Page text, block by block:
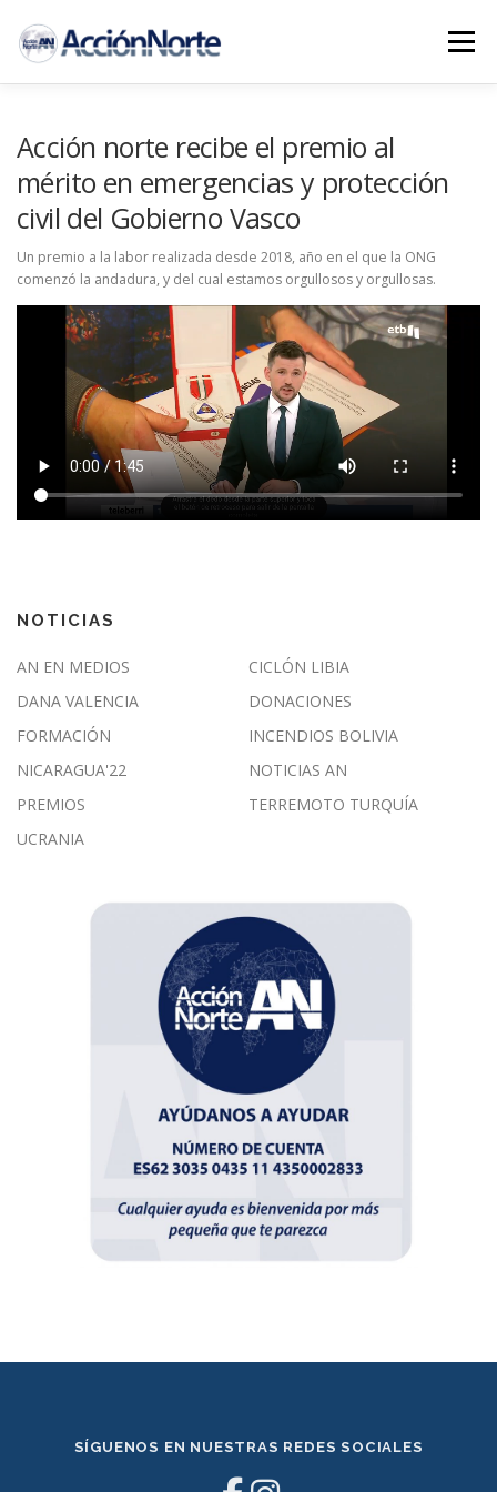
contenido
Menú
COLABORA CONTACTO
Acción norte recibe el premio al
mérito en emergencias y protección
civil del Gobierno Vasco
Un premio a la labor realizada desde 2018, año en el que la ONG
comenzó la andadura, y del cual estamos orgullosos y orgullosas.
NOTICIAS
AN EN MEDIOS
CICLÓN LIBIA
DANA VALENCIA
DONACIONES
FORMACIÓN
INCENDIOS BOLIVIA
NICARAGUA'22
NOTICIAS AN
PREMIOS
TERREMOTO TURQUÍA
UCRANIA
SÍGUENOS EN NUESTRAS REDES SOCIALES